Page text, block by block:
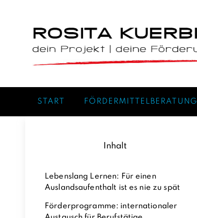
START FÖRDERMITTELBERATUNG
Inhalt
Lebenslang Lernen: Für einen
Auslandsaufenthalt ist es nie zu spät
Förderprogramme: internationaler